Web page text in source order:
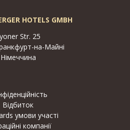
HOTELS GMBH
Str. 25
на-Майні
Німеччина
Відбиток
умови участі
компанії